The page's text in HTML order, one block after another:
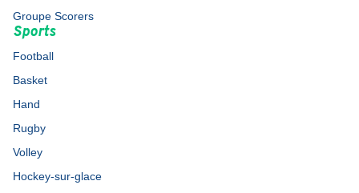
Groupe Scorers
Sports
Football
Basket
Hand
Rugby
Volley
Hockey-sur-glace